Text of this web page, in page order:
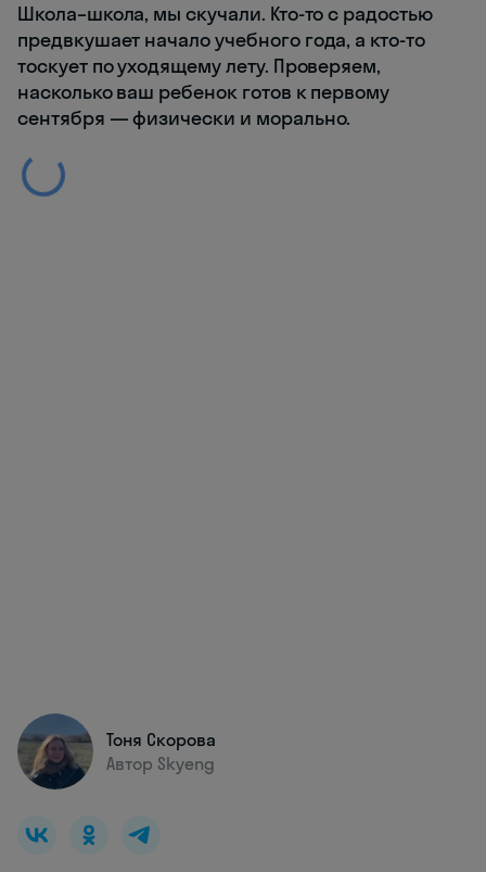
Школа–школа, мы скучали. Кто-то с радостью
предвкушает начало учебного года, а кто-то
тоскует по уходящему лету. Проверяем,
насколько ваш ребенок готов к первому
сентября — физически и морально.
Тоня Скорова
Автор Skyeng